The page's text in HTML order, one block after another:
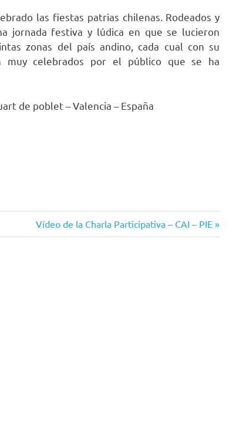
las fiestas patrias chilenas. Rodeados y
jornada festiva y lúdica en que se lucieron
zonas del país andino, cada cual con su
celebrados por el público que se ha
de poblet – Valencia – España
Siguiente
entrada:
Vídeo de la Charla Participativa – CAI – PIE